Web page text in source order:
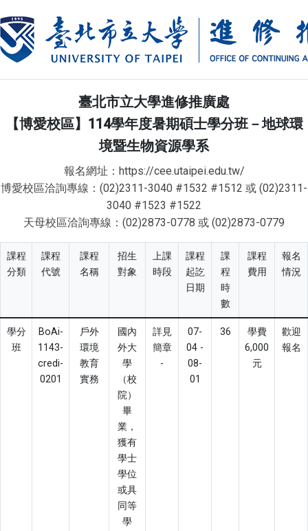
臺北市立大學進修推廣處
【博愛校區】114學年度暑期碩士學分班－地球環
境暨生物資源學系
報名網址：https://cee.utaipei.edu.tw/
博愛校區洽詢專線：(02)2311-3040 #1532 #1512 或 (02)2311-
3040 #1523 #1522
天母校區洽詢專線：(02)2873-0778 或 (02)2873-0779
課程
分類
課程
代號
課程
名稱
招生
對象
上課
時段
課程
起訖
日期
課
程
時
數
課程
費用
報名
情況
學分
班
BoAi-
1143-
credi-
0201
戶外
環境
教育
實務
國內
外大
學
（校
院）
畢
業，
獲有
學士
學位
或具
同等
學
詳見
簡章
-
07-
04 -
08-
01
36
學費
6,000
元
歡迎
報名